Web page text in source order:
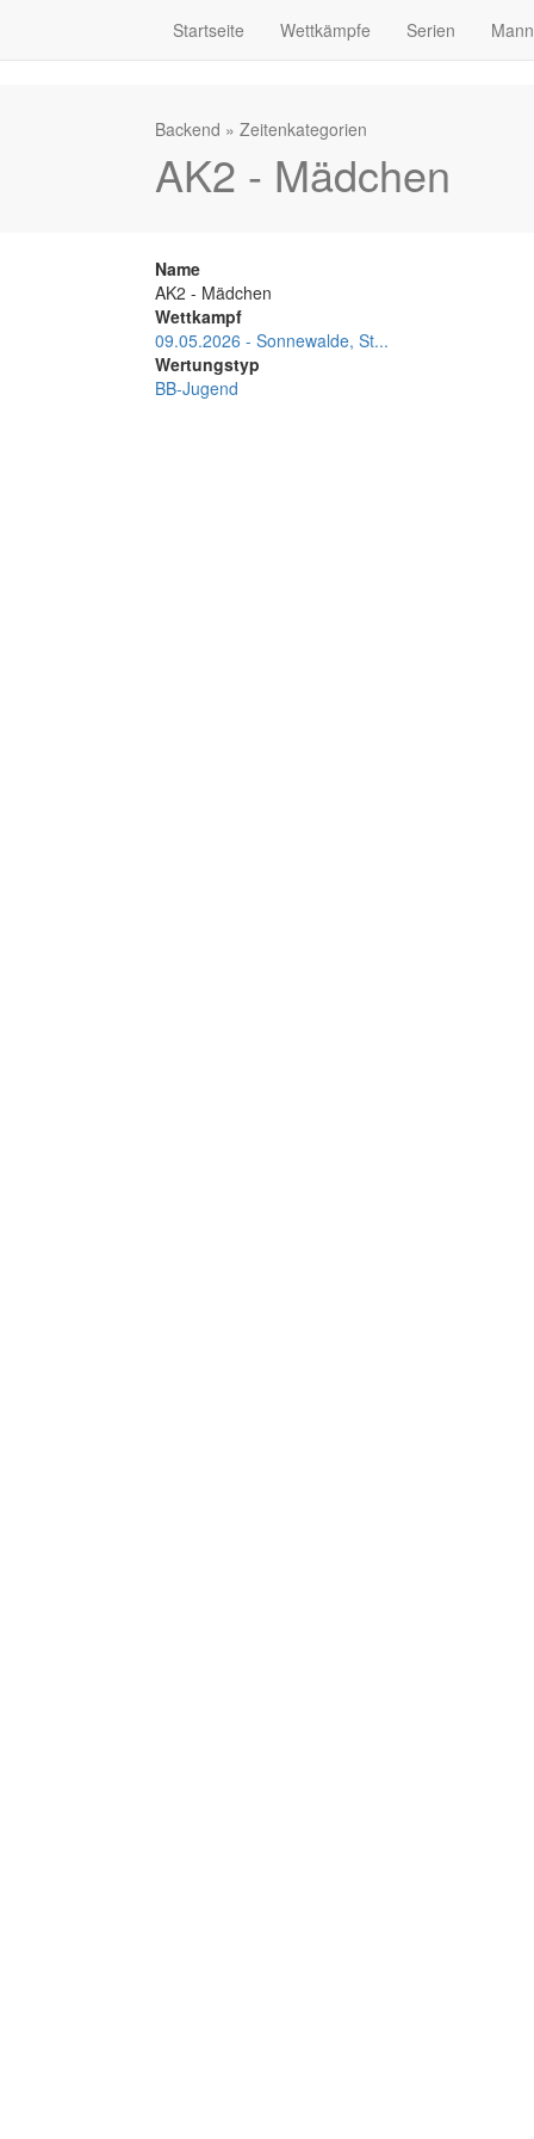
Startseite Wettkämpfe Serien
Backend » Zeitenkategorien
AK2 - Mädchen
Name
AK2 - Mädchen
Wettkampf
09.05.2026 - Sonnewalde, St...
Wertungstyp
BB-Jugend